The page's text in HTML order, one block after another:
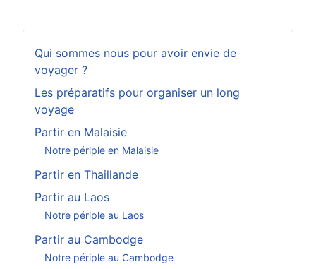
Qui sommes nous pour avoir envie de
voyager ?
Les préparatifs pour organiser un long
voyage
Partir en Malaisie
Notre périple en Malaisie
Partir en Thaillande
Partir au Laos
Notre périple au Laos
Partir au Cambodge
Notre périple au Cambodge